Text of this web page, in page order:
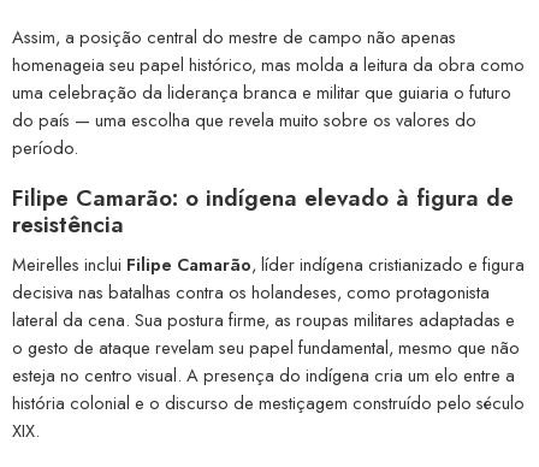
Assim, a posição central do mestre de campo não apenas
homenageia seu papel histórico, mas molda a leitura da obra como
uma celebração da liderança branca e militar que guiaria o futuro
do país — uma escolha que revela muito sobre os valores do
período.
Filipe Camarão: o indígena elevado à figura de
resistência
Meirelles inclui Filipe Camarão, líder indígena cristianizado e figura
decisiva nas batalhas contra os holandeses, como protagonista
lateral da cena. Sua postura firme, as roupas militares adaptadas e
o gesto de ataque revelam seu papel fundamental, mesmo que não
esteja no centro visual. A presença do indígena cria um elo entre a
história colonial e o discurso de mestiçagem construído pelo século
XIX.